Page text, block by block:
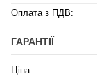
Оплата з ПДВ:
ГАРАНТІЇ
Ціна: